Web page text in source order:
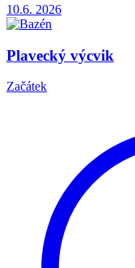
10.6. 2026
Plavecký výcvik
Začátek